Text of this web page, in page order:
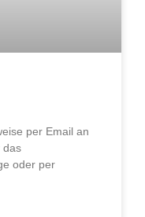
per Email an
das
oder per